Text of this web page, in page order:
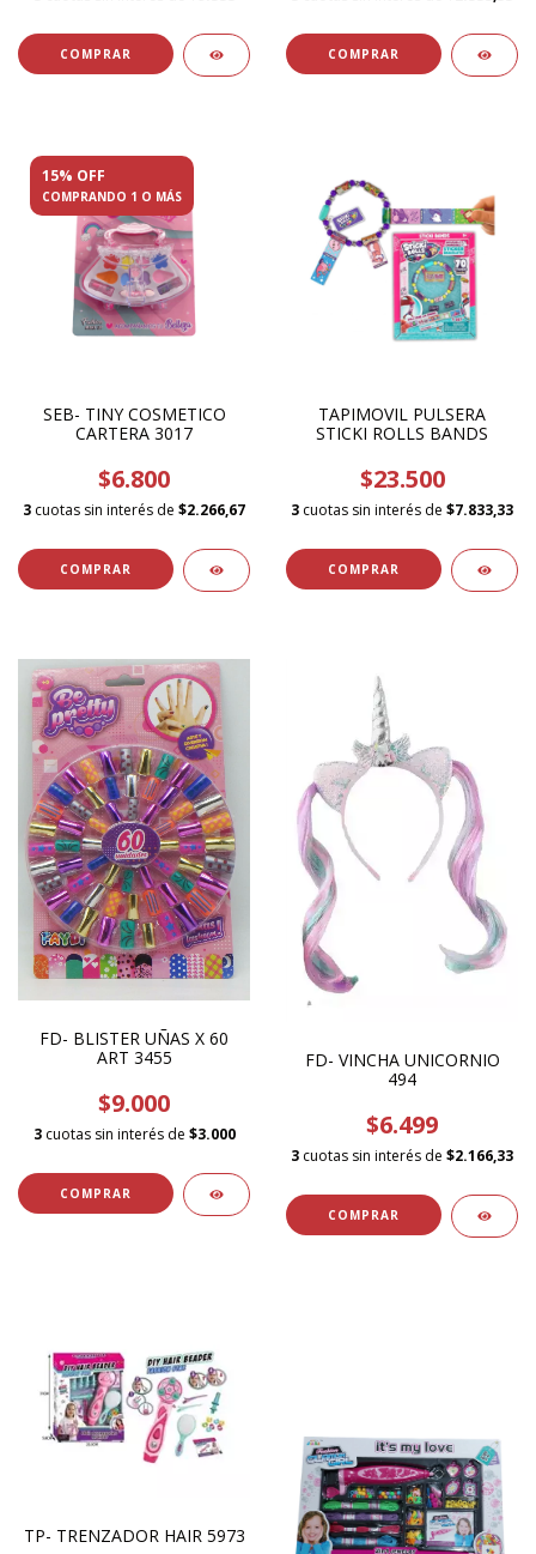
15% OFF
COMPRANDO 1 O MÁS
SEB- TINY COSMETICO
CARTERA 3017
$6.800
3 cuotas sin interés de $2.266,67
TAPIMOVIL PULSERA
STICKI ROLLS BANDS
$23.500
3 cuotas sin interés de $7.833,33
FD- BLISTER UÑAS X 60
ART 3455
$9.000
3 cuotas sin interés de $3.000
FD- VINCHA UNICORNIO
494
$6.499
3 cuotas sin interés de $2.166,33
TP- TRENZADOR HAIR 5973